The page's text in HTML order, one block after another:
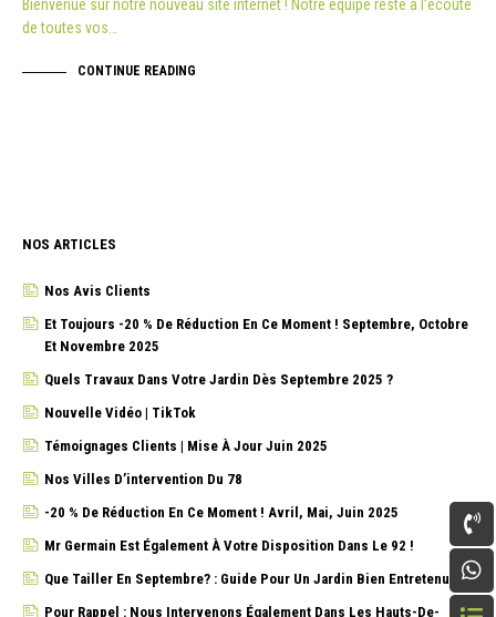
Bienvenue sur notre nouveau site internet ! Notre équipe reste à l’écoute
de toutes vos…
CONTINUE READING
NOS ARTICLES
Nos Avis Clients
Et Toujours -20 % De Réduction En Ce Moment ! Septembre, Octobre
Et Novembre 2025
Quels Travaux Dans Votre Jardin Dès Septembre 2025 ?
Nouvelle Vidéo | TikTok
Témoignages Clients | Mise À Jour Juin 2025
Nos Villes D’intervention Du 78
-20 % De Réduction En Ce Moment ! Avril, Mai, Juin 2025
Mr Germain Est Également À Votre Disposition Dans Le 92 !
Que Tailler En Septembre? : Guide Pour Un Jardin Bien Entretenu!
Pour Rappel : Nous Intervenons Également Dans Les Hauts-De-